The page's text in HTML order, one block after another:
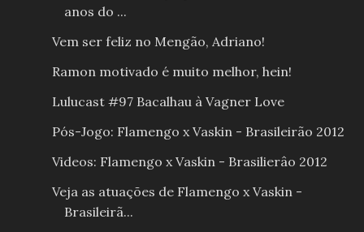
anos do ...
Vem ser feliz no Mengão, Adriano!
Ramon motivado é muito melhor, hein!
Lulucast #97 Bacalhau à Vagner Love
Pós-Jogo: Flamengo x Vaskin - Brasileirão 2012
Videos: Flamengo x Vaskin - Brasilierâo 2012
Veja as atuações de Flamengo x Vaskin -
Brasileirã...